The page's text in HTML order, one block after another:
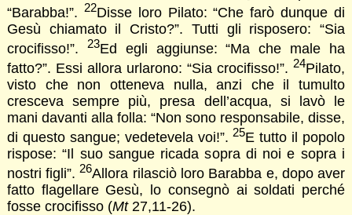
“Barabba!”. 22Disse loro Pilato: “Che farò dunque di
Gesù chiamato il Cristo?”. Tutti gli risposero: “Sia
crocifisso!”.
23Ed egli aggiunse: “Ma che male ha
fatto?”. Essi allora urlarono: “Sia crocifisso!”.24Pilato,
visto che non otteneva nulla, anzi che il tumulto
cresceva sempre più, presa dell’acqua, si lavò le
mani davanti alla folla: “Non sono responsabile, disse,
di questo sangue; vedetevela voi!”.25E tutto il popolo
rispose: “Il suo sangue ricada sopra di noi e sopra i
nostri figli”.26Allora rilasciò loro Barabba e, dopo aver
fatto flagellare Gesù, lo consegnò ai soldati perché
fosse crocifisso (Mt27,11-26).